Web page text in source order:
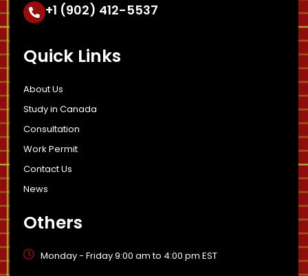
+1 (902) 412-5537
Quick Links
About Us
Study in Canada
Consultation
Work Permit
Contact Us
News
Others
Monday - Friday 9:00 am to 4:00 pm EST